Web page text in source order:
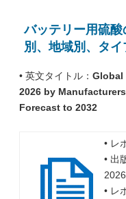
バッテリー用硫
別、地域別、タイ
• 英文タイトル： Global
2026 by
Forecast to 2032
• レ
• 出
• レ